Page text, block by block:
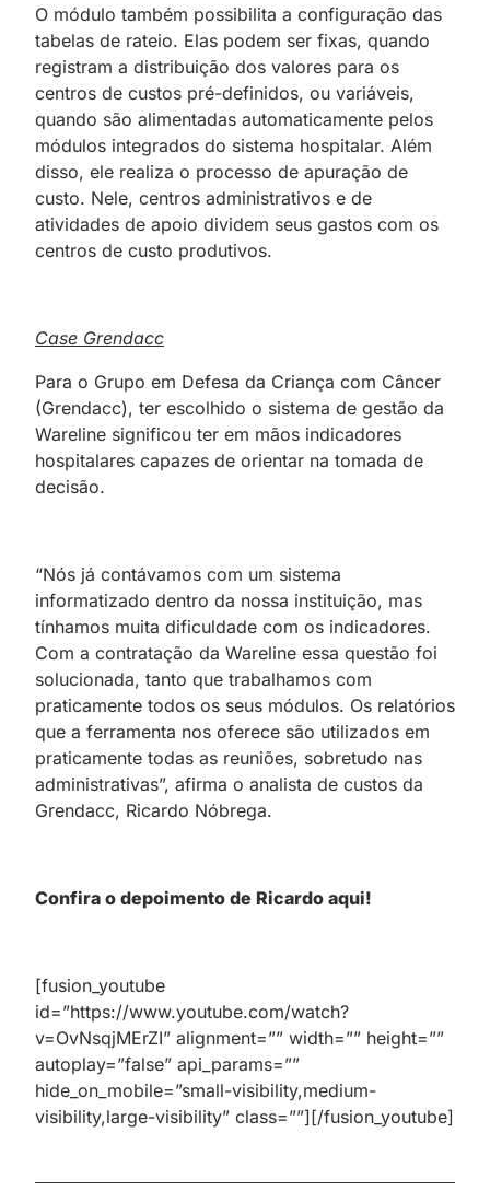
O módulo também possibilita a configuração das
tabelas de rateio. Elas podem ser fixas, quando
registram a distribuição dos valores para os
centros de custos pré-definidos, ou variáveis,
quando são alimentadas automaticamente pelos
módulos integrados do sistema hospitalar. Além
disso, ele realiza o processo de apuração de
custo. Nele, centros administrativos e de
atividades de apoio dividem seus gastos com os
centros de custo produtivos.
Case Grendacc
Para o Grupo em Defesa da Criança com Câncer
(Grendacc), ter escolhido o sistema de gestão da
Wareline significou ter em mãos indicadores
hospitalares capazes de orientar na tomada de
decisão.
“Nós já contávamos com um sistema
informatizado dentro da nossa instituição, mas
tínhamos muita dificuldade com os indicadores.
Com a contratação da Wareline essa questão foi
solucionada, tanto que trabalhamos com
praticamente todos os seus módulos. Os relatórios
que a ferramenta nos oferece são utilizados em
praticamente todas as reuniões, sobretudo nas
administrativas”, afirma o analista de custos da
Grendacc, Ricardo Nóbrega.
Confira o depoimento de Ricardo aqui!
[fusion_youtube
id=”https://www.youtube.com/watch?
v=OvNsqjMErZI” alignment=”” width=”” height=””
autoplay=”false” api_params=””
hide_on_mobile=”small-visibility,medium-
visibility,large-visibility” class=””][/fusion_youtube]